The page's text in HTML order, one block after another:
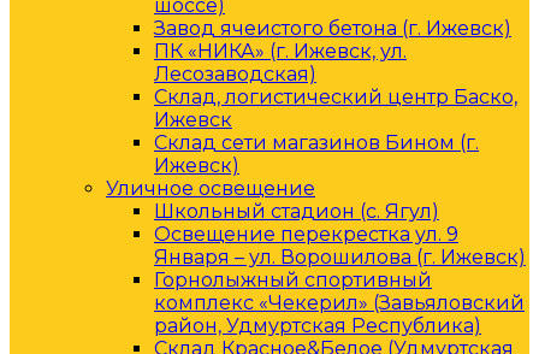
шоссе)
Завод ячеистого бетона (г. Ижевск)
ПК «НИКА» (г. Ижевск, ул.
Лесозаводская)
Склад, логистический центр Баско,
Ижевск
Склад сети магазинов Бином (г.
Ижевск)
Уличное освещение
Школьный стадион (с. Ягул)
Освещение перекрестка ул. 9
Января – ул. Ворошилова (г. Ижевск)
Горнолыжный спортивный
комплекс «Чекерил» (Завьяловский
район, Удмуртская Республика)
Склад Красное&Белое (Удмуртская